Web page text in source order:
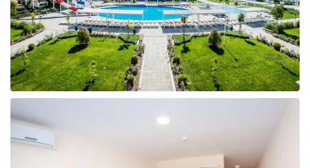
Taizeme
Turcija
Apvienotie Arābu Emirāti
Itālija
Kipra
Dominikānas Republika